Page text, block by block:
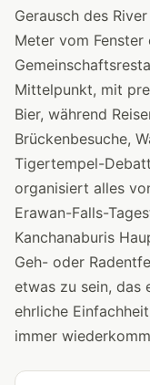
Gerausch des
Meter vom
Mittelpunkt, mit
Bier, während
Brückenbesuche,
Tigertempel-
organisiert alles
Erawan-Falls-
Kanchanaburis
Geh- oder
etwas zu sein, das
ehrliche
immer